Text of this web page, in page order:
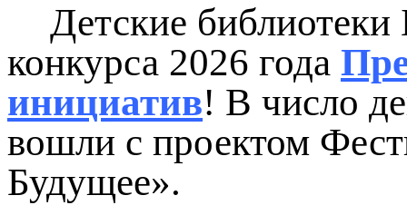
Детские библиотеки
конкурса 2026 года
инициатив! В число
вошли с проектом
Будущее».